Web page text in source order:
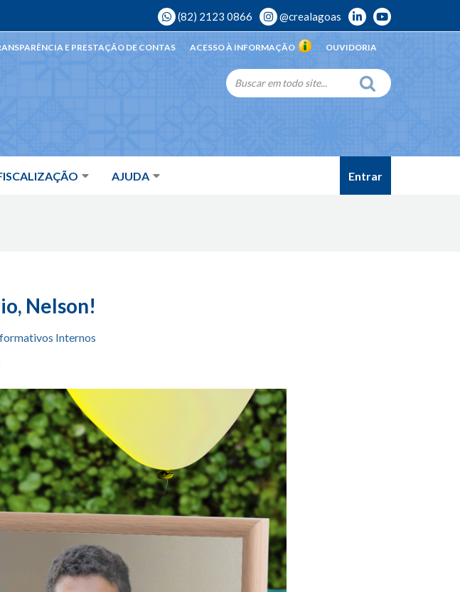
(82) 2123 0866 @crealagoas
AJUDA
OUVIDORIA
ACESSO À INFORMAÇÃO
E PRESTAÇÃO DE CONTAS
Entrar
Nelson!
Internos